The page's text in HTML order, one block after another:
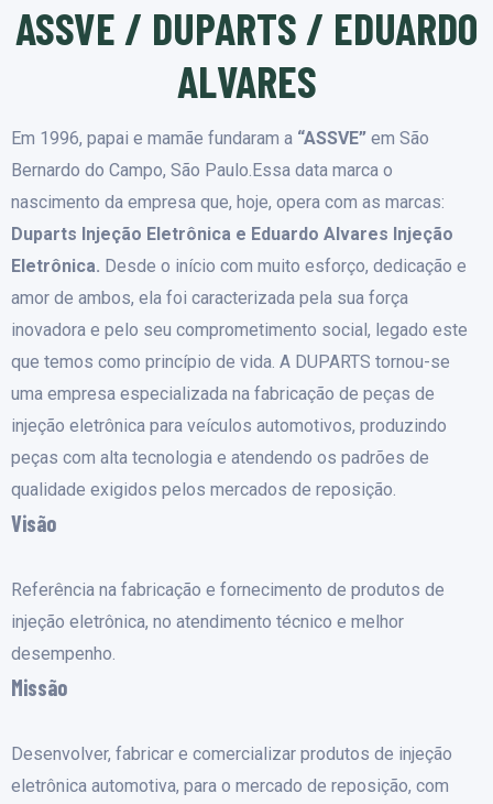
ASSVE / DUPARTS / EDUARDO
ALVARES
Em 1996, papai e mamãe fundaram a “ASSVE” em São
Bernardo do Campo, São Paulo.Essa data marca o
nascimento da empresa que, hoje, opera com as marcas:
Duparts Injeção Eletrônica e Eduardo Alvares Injeção
Eletrônica. Desde o início com muito esforço, dedicação e
amor de ambos, ela foi caracterizada pela sua força
inovadora e pelo seu comprometimento social, legado este
que temos como princípio de vida. A DUPARTS tornou-se
uma empresa especializada na fabricação de peças de
injeção eletrônica para veículos automotivos, produzindo
peças com alta tecnologia e atendendo os padrões de
qualidade exigidos pelos mercados de reposição.
Visão
Referência na fabricação e fornecimento de produtos de
injeção eletrônica, no atendimento técnico e melhor
desempenho.
Missão
Desenvolver, fabricar e comercializar produtos de injeção
eletrônica automotiva, para o mercado de reposição, com